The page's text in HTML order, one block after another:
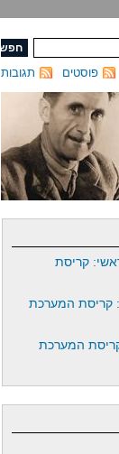
תגובות פוסטים
קריסת
קריסת המערכת
המערכת